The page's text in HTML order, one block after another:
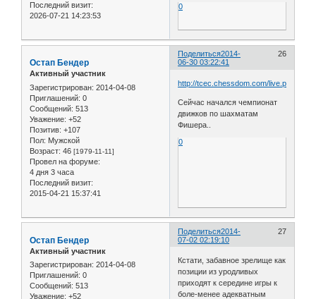
Последний визит:
2026-07-21 14:23:53
0
Поделиться 26
2014-
06-30 03:22:41
Остап Бендер
Активный участник
Зарегистрирован: 2014-04-08
Приглашений: 0
Сообщений: 513
Уважение: +52
Позитив: +107
Пол: Мужской
Возраст: 46 [1979-11-11]
Провел на форуме:
4 дня 3 часа
Последний визит:
2015-04-21 15:37:41
http://tcec.chessdom.com/live.php
Сейчас начался чемпионат
движков по шахматам
Фишера..
0
Поделиться 27
2014-
07-02 02:19:10
Остап Бендер
Активный участник
Зарегистрирован: 2014-04-08
Приглашений: 0
Сообщений: 513
Уважение: +52
Кстати, забавное зрелище как
позиции из уродливых
приходят к середине игры к
боле-менее адекватным